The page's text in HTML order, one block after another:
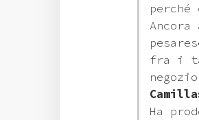
Ancora
fra i
Ha